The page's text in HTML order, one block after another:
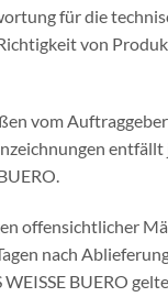
für die
von
vom
offensichtlicher
nach
BUERO